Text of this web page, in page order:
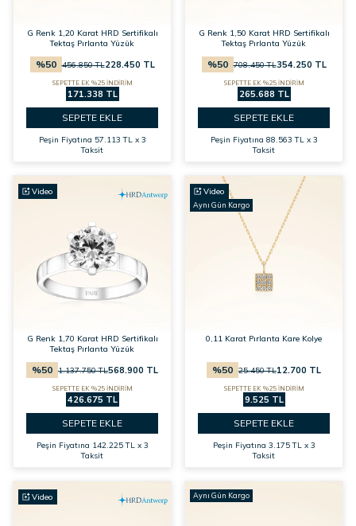
G Renk 1,20 Karat HRD Sertifikalı
Tektaş Pırlanta Yüzük
%50 456.850TL228.450 TL
SEPETTE EK %25 İNDİRİM
171.338 TL
SEPETE EKLE
Peşin Fiyatına 57.113 TL x 3
Taksit
G Renk 1,50 Karat HRD Sertifikalı
Tektaş Pırlanta Yüzük
%50 708.450TL354.250 TL
SEPETTE EK %25 İNDİRİM
265.688 TL
SEPETE EKLE
Peşin Fiyatına 88.563 TL x 3
Taksit
Video
G Renk 1,70 Karat HRD Sertifikalı
Tektaş Pırlanta Yüzük
%50 1.137.750TL568.900 TL
SEPETTE EK %25 İNDİRİM
426.675 TL
SEPETE EKLE
Peşin Fiyatına 142.225 TL x 3
Taksit
Video
Aynı Gün Kargo
0,11 Karat Pırlanta Kare Kolye
%50 25.450TL12.700 TL
SEPETTE EK %25 İNDİRİM
9.525 TL
SEPETE EKLE
Peşin Fiyatına 3.175 TL x 3
Taksit
Video Aynı Gün Kargo